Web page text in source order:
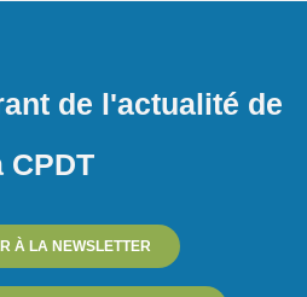
de l'actualité de
CPDT
À LA NEWSLETTER